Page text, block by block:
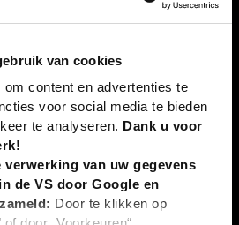
van cookies
content en advertenties te
voor social media te bieden
te analyseren. Dank u voor
verwerking van uw gegevens
de VS door Google en
Door te klikken op